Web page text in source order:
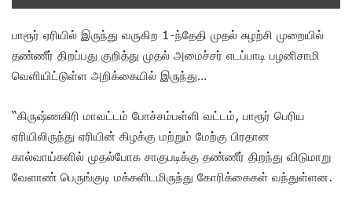
பாரூர் ஏரியில் இருந்து வருகிற 1-ந்தேதி முதல் சுழற்சி முறையில்
தண்ணீர் திறப்பது குறித்து முதல் அமைச்சர் எடப்பாடி பழனிசாமி
வெளியிட்டுள்ள அறிக்கையில் இருந்து…
“கிருஷ்ணகிரி மாவட்டம் போச்சம்பள்ளி வட்டம், பாரூர் பெரிய
ஏரியிலிருந்து ஏரியின் கிழக்கு மற்றும் மேற்கு பிரதான
கால்வாய்களில் முதல்போக சாகுபடிக்கு தண்ணீர் திறந்து விடுமாறு
வேளாண் பெருங்குடி மக்களிடமிருந்து கோரிக்கைகள் வந்துள்ளன.